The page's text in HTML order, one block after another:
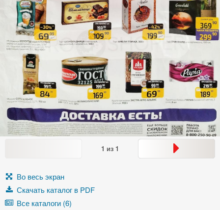
1 из 1
Во весь экран
Скачать каталог в PDF
Все каталоги (6)